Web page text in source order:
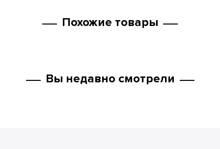
Похожие товары
Вы недавно смотрели